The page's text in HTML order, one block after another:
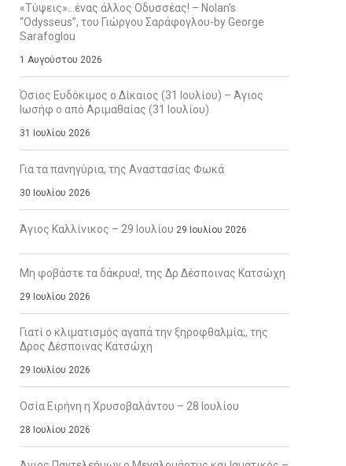
«Τύψεις»…ένας άλλος Οδυσσέας! – Nolan’s
“Odysseus”, του Γιώργου Σαράφογλου-by George
Sarafoglou
1 Αυγούστου 2026
Όσιος Ευδόκιμος ο Δίκαιος (31 Ιουλίου) – Άγιος
Ιωσήφ ο από Αριμαθαίας (31 Ιουλίου)
31 Ιουλίου 2026
Για τα πανηγύρια, της Αναστασίας Φωκά
30 Ιουλίου 2026
Άγιος Καλλίνικος – 29 Ιουλίου 29 Ιουλίου 2026
Μη φοβάστε τα δάκρυα!, της Δρ Δέσποινας Κατσώχη
29 Ιουλίου 2026
Γιατί ο κλιματισμός αγαπά την ξηροφθαλμία;, της
Δρος Δέσποινας Κατσώχη
29 Ιουλίου 2026
Οσία Ειρήνη η Χρυσοβαλάντου – 28 Ιουλίου
28 Ιουλίου 2026